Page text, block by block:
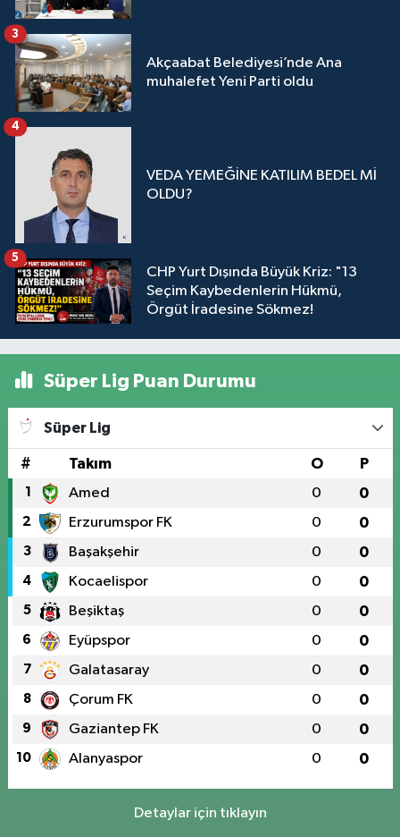
Akçaabat Belediyesi’nde Ana
muhalefet Yeni Parti oldu
3
VEDA YEMEĞİNE KATILIM BEDEL Mİ
OLDU?
4
CHP Yurt Dışında Büyük Kriz: "13
Seçim Kaybedenlerin Hükmü,
Örgüt İradesine Sökmez!
5
Süper Lig Puan Durumu
Süper Lig
# Takım O P
1 Amed 0 0
2 Erzurumspor FK 0 0
3 Başakşehir 0 0
4 Kocaelispor 0 0
5 Beşiktaş 0 0
6 Eyüpspor 0 0
7 Galatasaray 0 0
8 Çorum FK 0 0
9 Gaziantep FK 0 0
10 Alanyaspor 0 0
Detaylar için tıklayın